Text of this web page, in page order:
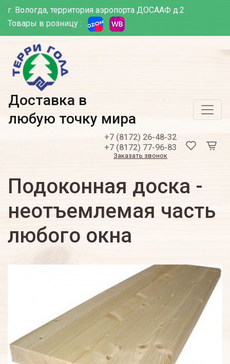
г. Вологда, территория аэропорта ДОСААФ д.2
Товары в розницу :
Доставка в
любую точку мира
+7 (8172) 26-48-32
+7 (8172) 77-96-83
Заказать звонок
Подоконная доска -
неотъемлемая часть
любого окна